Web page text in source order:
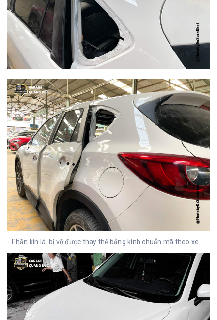
- Phần kín lái bị vỡ được thay thế bằng kính chuẩn mã theo xe